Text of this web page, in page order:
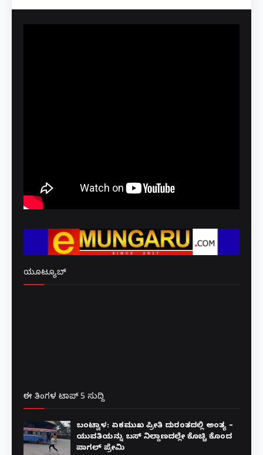
ಯೂಟ್ಯೂಬ್
ಈ ತಿಂಗಳ ಟಾಪ್ 5 ಸುದ್ದಿ
ಬಂಟ್ವಾಳ: ಏಕಮುಖ ಪ್ರೀತಿ ದುರಂತದಲ್ಲಿ ಅಂತ್ಯ –
ಯುವತಿಯನ್ನು ಬಸ್ ನಿಲ್ದಾಣದಲ್ಲೇ ಕೊಚ್ಚಿ ಕೊಂದ
ಪಾಗಲ್ ಪ್ರೇಮಿ